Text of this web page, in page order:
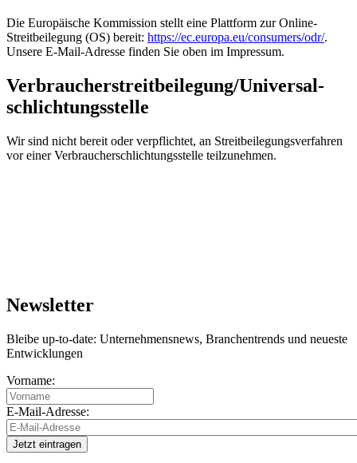
Die Europäische Kommission stellt eine Plattform zur Online-
Streitbeilegung (OS) bereit: https://ec.europa.eu/consumers/odr/.
Unsere E-Mail-Adresse finden Sie oben im Impressum.
Verbraucher­streit­beilegung/Universal­
schlichtungs­stelle
Wir sind nicht bereit oder verpflichtet, an Streitbeilegungsverfahren
vor einer Verbraucherschlichtungsstelle teilzunehmen.
Newsletter
Bleibe up-to-date: Unternehmensnews, Branchentrends und neueste
Entwicklungen
Vorname:
E-Mail-Adresse: